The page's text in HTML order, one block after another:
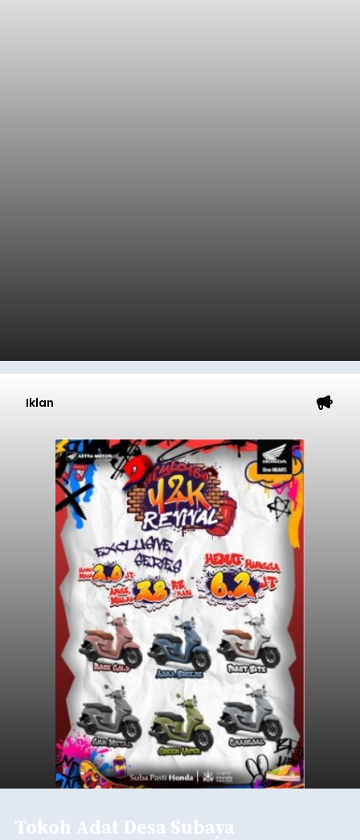
Iklan
Tokoh Adat Desa Subaya